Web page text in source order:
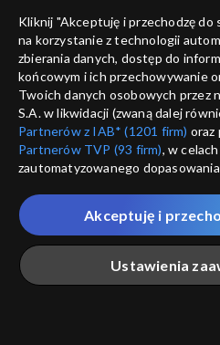
Zbuntowani
odc. 290
Zbuntowani
odc. 288
Kliknij "Akceptuję i przechodzę do
na korzystanie z technologii
zbierania danych, dostęp do
końcowym i ich przechowywanie
Twoich danych osobowych przez
S.A. w likwidacji (zwaną dalej
Partnerów z IAB* (1201 firm) oraz
Partnerów TVP (93 firm), w
zautomatyzowanego
które wskazujemy poniżej, a także
przez nas identyfikatora PPID do
Twoje dane osobowe zbierane
Ciebie naszych
poszczególnych
„Portalem”, w tym informacje
Ustawienia
Akceptuję i